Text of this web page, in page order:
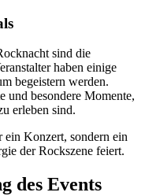
sind die
haben einige
begeistern werden.
und besondere Momente,
erleben sind.
Konzert, sondern ein
der Rockszene feiert.
des Events